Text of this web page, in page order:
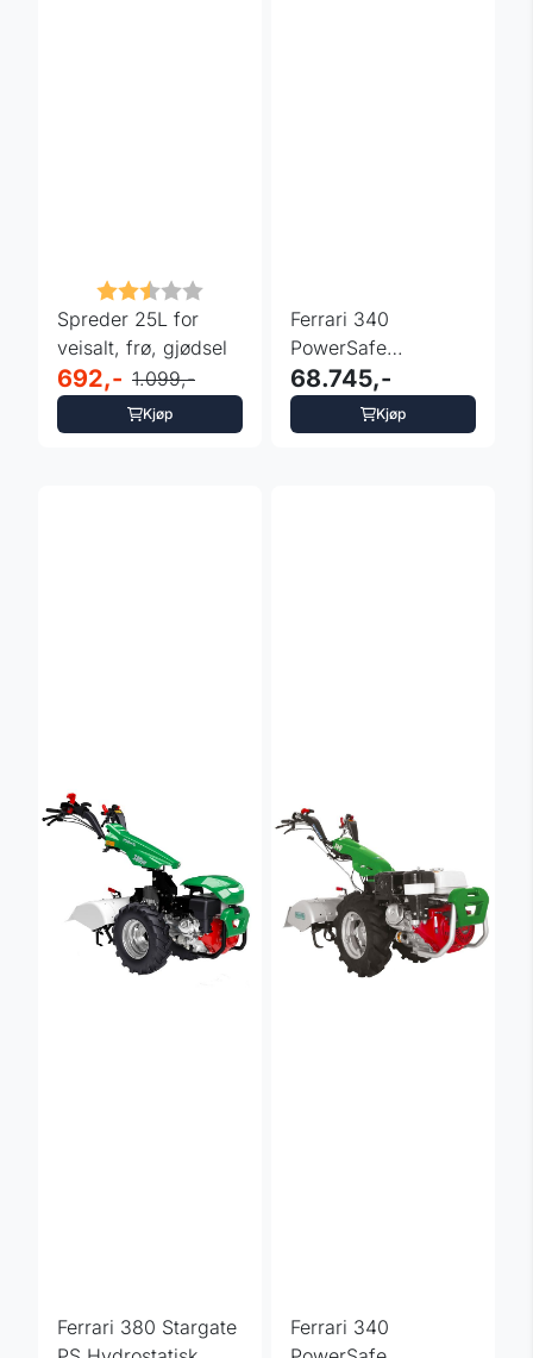
Karakter:
Spreder 25L for
veisalt, frø, gjødsel
692,- 1.099,-
Kjøp
Ferrari 340
PowerSafe
Tohjulstraktor
68.745,-
Kjøp
Ferrari 380 Stargate
Ferrari 340